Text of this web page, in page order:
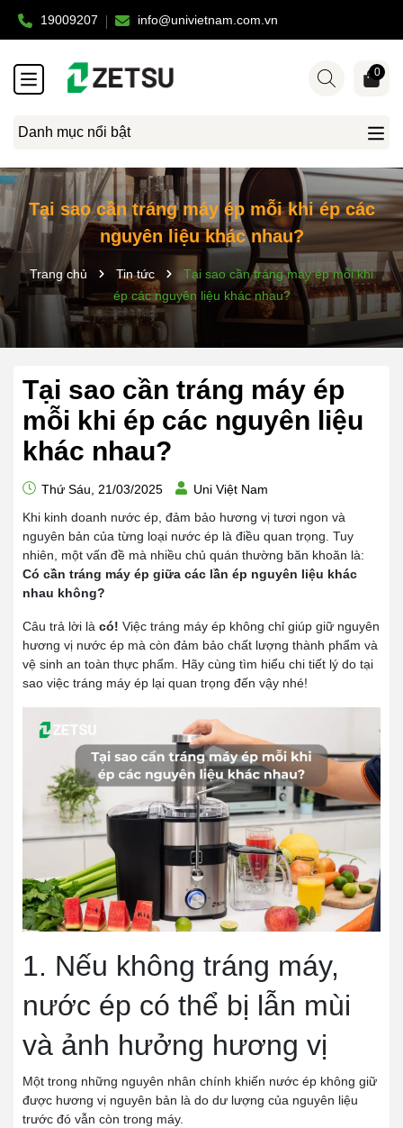
19009207 info@univietnam.com.vn
Danh mục nổi bật
0
Tại sao cần tráng máy ép mỗi khi ép các
nguyên liệu khác nhau?
Trang chủ Tin tức
Tại sao cần tráng máy ép mỗi khi
ép các nguyên liệu khác nhau?
Tại sao cần tráng máy ép
mỗi khi ép các nguyên liệu
khác nhau?
Thứ Sáu, 21/03/2025
Uni Việt Nam
Khi kinh doanh nước ép, đảm bảo hương vị tươi ngon và
nguyên bản của từng loại nước ép là điều quan trọng. Tuy
nhiên, một vấn đề mà nhiều chủ quán thường băn khoăn là:
Có cần tráng máy ép giữa các lần ép nguyên liệu khác
nhau không?
Câu trả lời là có! Việc tráng máy ép không chỉ giúp giữ nguyên
hương vị nước ép mà còn đảm bảo chất lượng thành phẩm và
vệ sinh an toàn thực phẩm. Hãy cùng tìm hiểu chi tiết lý do tại
sao việc tráng máy ép lại quan trọng đến vậy nhé!
1. Nếu không tráng máy,
nước ép có thể bị lẫn mùi
và ảnh hưởng hương vị
Một trong những nguyên nhân chính khiến nước ép không giữ
được hương vị nguyên bản là do dư lượng của nguyên liệu
trước đó vẫn còn trong máy.